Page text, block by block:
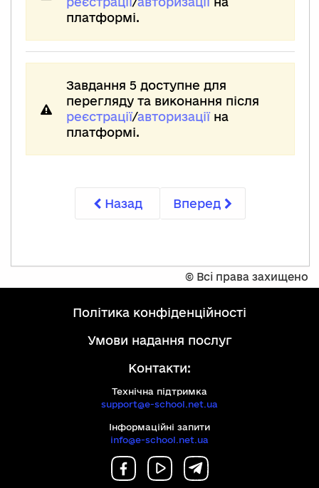
платформі.
Завдання 5 доступне для
перегляду та виконання після
реєстрації/авторизаціїна
платформі.
Назад Вперед
© Всі права захищено
політика конфіденційності
умови надання послуг
Контакти:
Технічна підтримка
support@e-school.net.ua
Інформаційні запити
info@e-school.net.ua